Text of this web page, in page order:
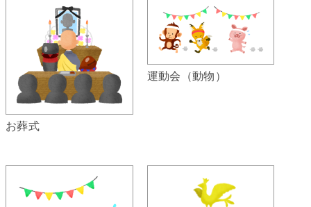
お葬式
運動会（動物）